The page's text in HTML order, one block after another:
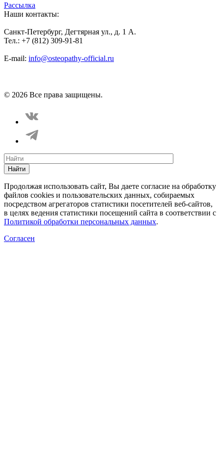
Рассылка
Наши контакты:
Санкт-Петербург, Дегтярная ул., д. 1 А.
Тел.: +7 (812) 309-91-81
E-mail: info@osteopathy-official.ru
© 2026 Все права защищены.
Найти
Продолжая использовать сайт, Вы даете согласие на обработку
файлов cookies и пользовательских данных, собираемых
посредством агрегаторов статистики посетителей веб-сайтов,
в целях ведения статистики посещений сайта в соответствии с
Политикой обработки персональных данных.
Согласен